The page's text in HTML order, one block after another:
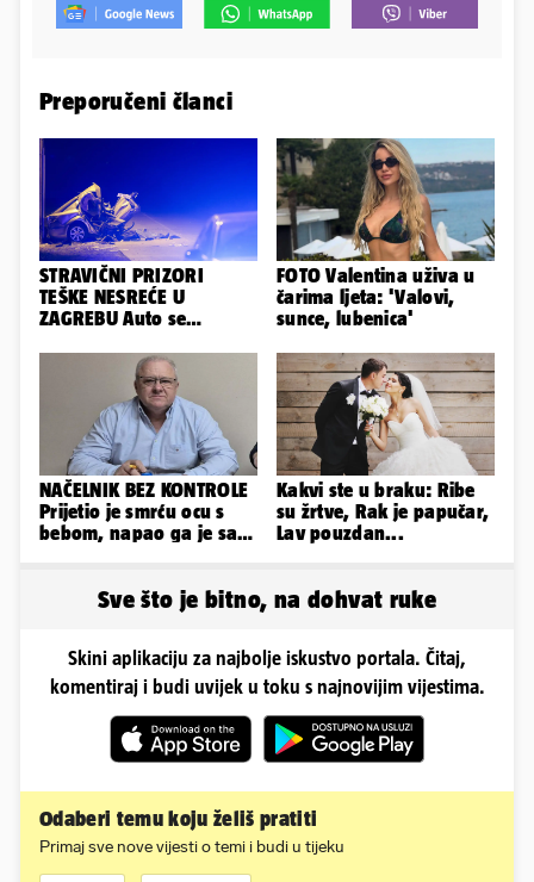
Preporučeni članci
STRAVIČNI PRIZORI
TEŠKE NESREĆE U
ZAGREBU Auto se
FOTO Valentina uživa u
čarima ljeta: 'Valovi,
sunce, lubenica'
NAČELNIK BEZ KONTROLE
Prijetio je smrću ocu s
bebom, napao ga je sa
Kakvi ste u braku: Ribe
su žrtve, Rak je papučar,
Lav pouzdan...
Sve što je bitno, na dohvat ruke
Skini aplikaciju za najbolje iskustvo portala. Čitaj,
komentiraj i budi uvijek u toku s najnovijim vijestima.
Odaberi temu koju želiš pratiti
Primaj sve nove vijesti o temi i budi u tijeku